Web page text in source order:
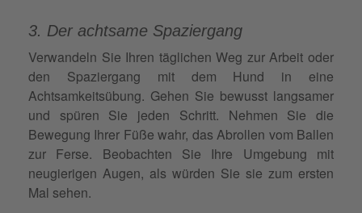
3. Der achtsame Spaziergang
Verwandeln Sie Ihren täglichen Weg zur Arbeit oder
den Spaziergang mit dem Hund in eine
Achtsamkeitsübung. Gehen Sie bewusst langsamer
und spüren Sie jeden Schritt. Nehmen Sie die
Bewegung Ihrer Füße wahr, das Abrollen vom Ballen
zur Ferse. Beobachten Sie Ihre Umgebung mit
neugierigen Augen, als würden Sie sie zum ersten
Mal sehen.